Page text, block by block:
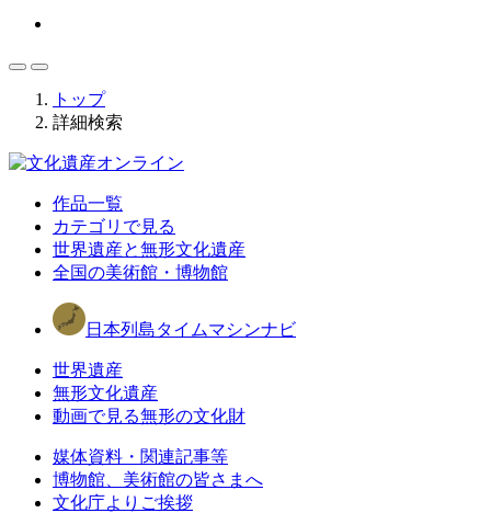
トップ
詳細検索
作品一覧
カテゴリで見る
世界遺産と無形文化遺産
全国の美術館・博物館
日本列島タイムマシンナビ
世界遺産
無形文化遺産
動画で見る無形の文化財
媒体資料・関連記事等
博物館、美術館の皆さまへ
文化庁よりご挨拶